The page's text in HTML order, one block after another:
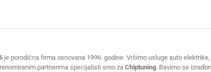
je porodična firma osnovana 1996. godine. Vršimo usluge auto
partnerima specijalisti smo zaChiptuning. Bavimo se